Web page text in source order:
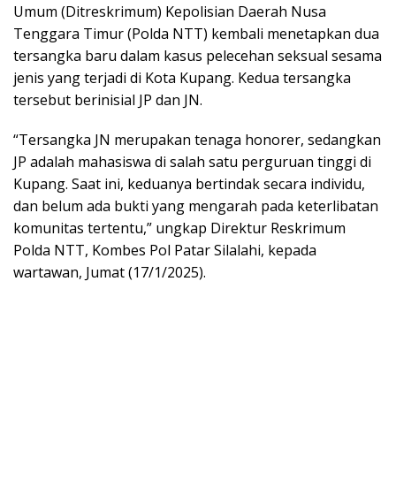
Umum (Ditreskrimum) Kepolisian Daerah Nusa
Tenggara Timur (Polda NTT) kembali menetapkan dua
tersangka baru dalam kasus pelecehan seksual sesama
jenis yang terjadi di Kota Kupang. Kedua tersangka
tersebut berinisial JP dan JN.
“Tersangka JN merupakan tenaga honorer, sedangkan
JP adalah mahasiswa di salah satu perguruan tinggi di
Kupang. Saat ini, keduanya bertindak secara individu,
dan belum ada bukti yang mengarah pada keterlibatan
komunitas tertentu,” ungkap Direktur Reskrimum
Polda NTT, Kombes Pol Patar Silalahi, kepada
wartawan, Jumat (17/1/2025).